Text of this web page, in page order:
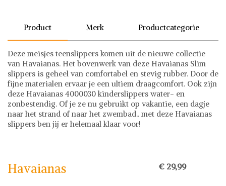
Product Merk Productcategorie
Deze meisjes teenslippers komen uit de nieuwe collectie
van Havaianas. Het bovenwerk van deze Havaianas Slim
slippers is geheel van comfortabel en stevig rubber. Door de
fijne materialen ervaar je een ultiem draagcomfort. Ook zijn
deze Havaianas 4000030 kinderslippers water- en
zonbestendig. Of je ze nu gebruikt op vakantie, een dagje
naar het strand of naar het zwembad.. met deze Havaianas
slippers ben jij er helemaal klaar voor!
Havaianas € 29,99